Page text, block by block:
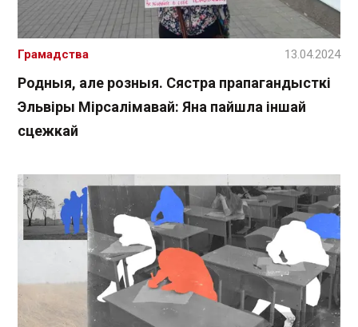
Родныя, але розныя. Сястра прапагандысткі
Эльвіры Мірсалімавай: Яна пайшла іншай
сцежкай
Грамадства 13.04.2024